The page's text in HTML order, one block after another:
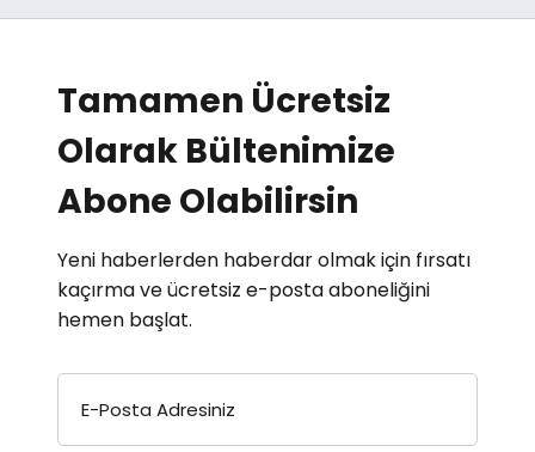
Tamamen Ücretsiz
Olarak Bültenimize
Abone Olabilirsin
Yeni haberlerden haberdar olmak için fırsatı
kaçırma ve ücretsiz e-posta aboneliğini
hemen başlat.
E-Posta Adresiniz